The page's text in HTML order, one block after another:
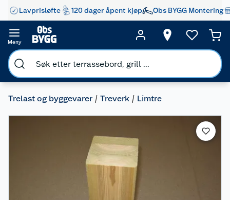
Lavprisløfte 120 dager åpent kjøp Obs BYGG Montering
Meny
Trelast og byggevarer Treverk Limtre